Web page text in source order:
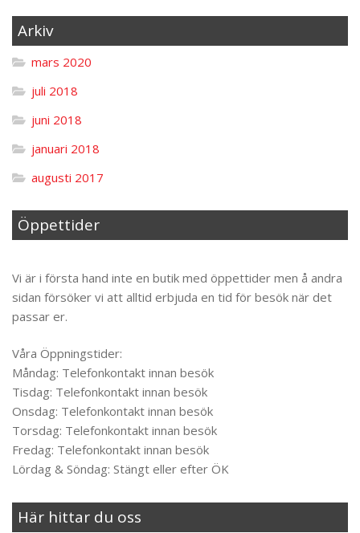
Arkiv
mars 2020
juli 2018
juni 2018
januari 2018
augusti 2017
Öppettider
Vi är i första hand inte en butik med öppettider men å andra
sidan försöker vi att alltid erbjuda en tid för besök när det
passar er.
Våra Öppningstider:
Måndag: Telefonkontakt innan besök
Tisdag: Telefonkontakt innan besök
Onsdag: Telefonkontakt innan besök
Torsdag: Telefonkontakt innan besök
Fredag: Telefonkontakt innan besök
Lördag & Söndag: Stängt eller efter ÖK
Här hittar du oss